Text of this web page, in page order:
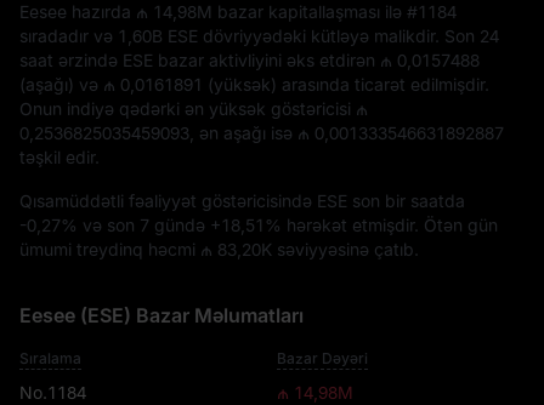
Eesee hazırda ₼ 14,98M bazar kapitallaşması ilə #1184
sıradadır və 1,60B ESE dövriyyədəki kütləyə malikdir. Son 24
saat ərzində ESE bazar aktivliyini əks etdirən ₼ 0,0157488
(aşağı) və ₼ 0,0161891 (yüksək) arasında ticarət edilmişdir.
Onun indiyə qədərki ən yüksək göstəricisi ₼
0,2536825035459093 , ən aşağı isə ₼ 0,001333546631892887
təşkil edir.
Qısamüddətli fəaliyyət göstəricisində ESE son bir saatda
-0,27% və son 7 gündə +18,51% hərəkət etmişdir. Ötən gün
ümumi treydinq həcmi ₼ 83,20K səviyyəsinə çatıb.
Eesee (ESE) Bazar Məlumatları
Sıralama
No.1184
Bazar Dəyəri
₼ 14,98M